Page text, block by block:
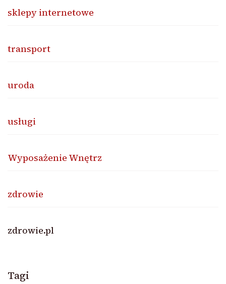
sklepy internetowe
transport
uroda
usługi
Wyposażenie Wnętrz
zdrowie
zdrowie.pl
Tagi